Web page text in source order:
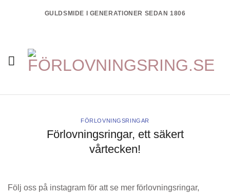
GULDSMIDE I GENERATIONER SEDAN 1806
FÖRLOVNINGSRINGAR
Förlovningsringar, ett säkert
vårtecken!
Följ oss på instagram för att se mer förlovningsringar,